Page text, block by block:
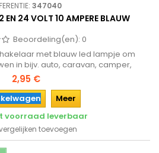
347040
EN 24 VOLT 10 AMPERE BLAUW
Beoordeling(en): 0
met blauw led lampje om
in bijv. auto, caravan, camper,
of boot.
2,95 €
Meer
voorraad leverbaar
toevoegen